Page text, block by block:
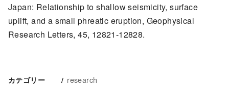
Japan: Relationship to shallow seismicity, surface
uplift, and a small phreatic eruption, Geophysical
Research Letters, 45, 12821-12828.
カテゴリー research